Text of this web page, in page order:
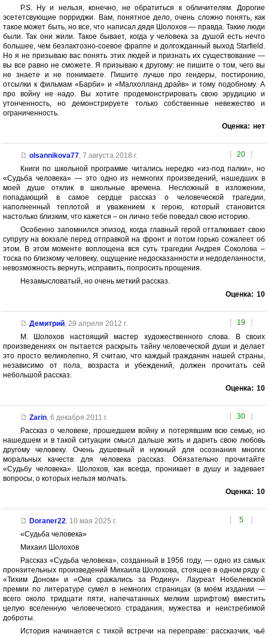
P.S. Ну и нельзя, конечно, не обратиться к обличителям. Дорогие
эсететсвующие порриджи. Вам, понятное дело, очень сложно понять, как
такое может быть, но все, что написал дядя Шолохов — правда. Такие люди
были. Так они жили. Такое бывает, когда у человека за душой есть нечто
большее, чем безлактозно-соевое фраппе и долгожданный выход Starfield.
Но я не призываю вас понять этих людей и признать их существование —
вы все равно не сможете. Я призываю к другому: не пишите о том, чего вы
не знаете и не понимаете. Пишите лучше про гендеры, постиронию,
отсылки к фильмам «Барби» и «Малхолланд драйв» и тому подобному. А
про войну не надо. Вы хотите продемонстрировать свою эрудицию и
утонченность, но демонстрируете только собственные невежество и
ограниченность.
Оценка: нет
[ 20 ]
olsannikova77, 7 августа 2018 г.
Книги по школьной программе читались нередко «из-под палки», но
«Судьба человека» — это одно из немногих произведений, нашедших в
моей душе отклик в школьные времена. Несложный в изложении,
попадающий в самое сердце рассказ о человеческой трагедии,
наполненный теплотой и уважением к герою, который становится
настолько близким, что кажется – он лично тебе поведал свою историю.
Особенно запомнился эпизод, когда главный герой отталкивает свою
супругу на вокзале перед отправкой на фронт и потом горько сожалеет об
этом. В этом моменте воплощена вся суть трагедии Андрея Соколова –
тоска по близкому человеку, ощущение недосказанности и недоделанности,
невозможность вернуть, исправить, попросить прощения.
Незамысловатый, но очень меткий рассказ.
Оценка: 10
[ 19 ]
Демитрий, 29 апреля 2012 г.
М. Шолохов настоящий мастер художественного слова. В своих
произведениях он пытается раскрыть тайну человеческой души и делает
это просто великолепно. Я считаю, что каждый гражданин нашей страны,
независимо от пола, возраста и убеждений, должен прочитать сей
небольшой рассказ.
Оценка: 10
[ 30 ]
Zarin, 6 декабря 2011 г.
Рассказ о человеке, прошедшем войну и потерявшим всю семью, но
нашедшем и в такой ситуации смысл дальше жить и дарить свою любовь
другому человеку. Очень душевный и нужный для осознания многих
моральных качеств для человека рассказ. Обязательно прочитайте
«Судьбу человека». Шолохов, как всегда, проникает в душу и задевает
вопросы, о которых нельзя молчать.
Оценка: 10
[ 5 ]
Doraner22, 10 мая 2025 г.
«Судьба человека»
Михаил Шолохов
Рассказ «Судьба человека», созданный в 1956 году, — одно из самых
пронзительных произведений Михаила Шолохова, стоящее в одном ряду с
«Тихим Доном» и «Они сражались за Родину». Лауреат Нобелевской
премии по литературе сумел в немногих страницах (в моём издании —
всего около тридцати пяти, напечатанных мелким шрифтом) вместить
целую вселенную человеческого страдания, мужества и неистребимой
доброты.
История начинается с тихой встречи на переправе: рассказчик, чьё